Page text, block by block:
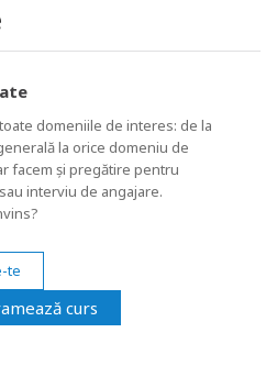
domeniile de interes: de la
la orice domeniu de
facem și pregătire pentru
interviu de angajare.
te
curs